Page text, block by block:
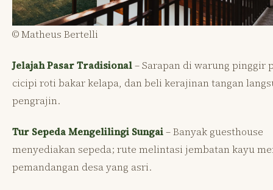
© Matheus Bertelli
Jelajah Pasar Tradisional– Sarapan di warung pinggir
cicipi roti bakar kelapa, dan beli kerajinan tangan
pengrajin.
Tur Sepeda Mengelilingi Sungai– Banyak guesthouse
menyediakan sepeda; rute melintasi jembatan kayu
pemandangan desa yang asri.